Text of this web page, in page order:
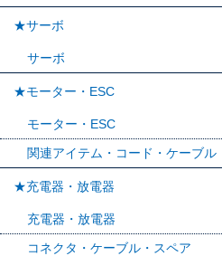
★サーボ
サーボ
★モーター・ESC
モーター・ESC
関連アイテム・コード・ケーブル
★充電器・放電器
充電器・放電器
コネクタ・ケーブル・スペア